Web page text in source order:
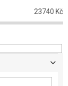
23740 Kč